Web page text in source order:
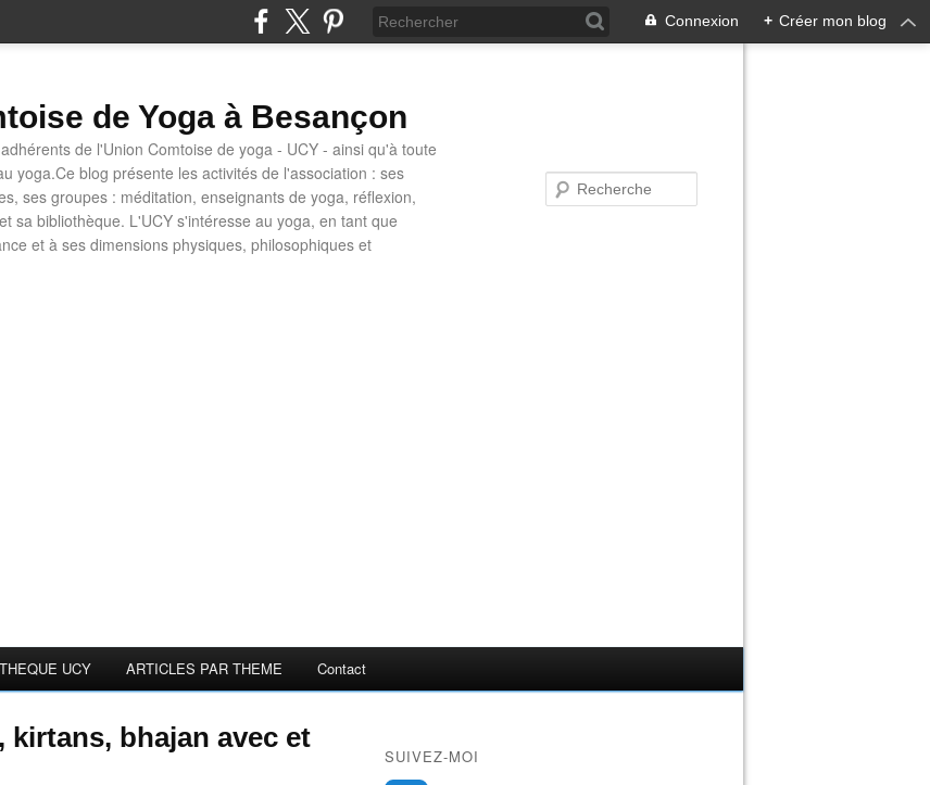
Connexion + Créer mon blog
de Yoga à Besançon
de l'Union Comtoise de yoga - UCY - ainsi qu'à toute
yoga.Ce blog présente les activités de l'association : ses
ses groupes : méditation, enseignants de yoga, réflexion,
sa bibliothèque. L'UCY s'intéresse au yoga, en tant que
et à ses dimensions physiques, philosophiques et
UCY ARTICLES PAR THEME Contact
kirtans, bhajan avec et
SUIVEZ-MOI